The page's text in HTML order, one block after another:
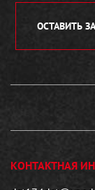
ОСТАВИТЬ
КОНТАКТНАЯ